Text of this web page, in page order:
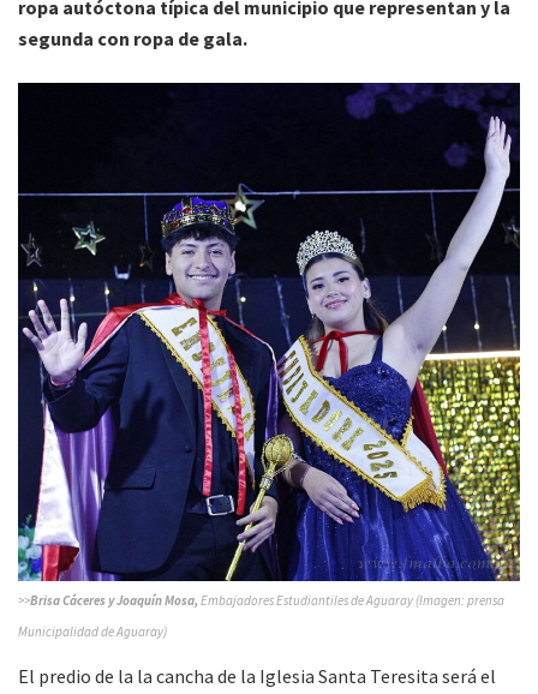
ropa autóctona típica del municipio que representan y la
segunda con ropa de gala.
>>Brisa Cáceres y Joaquín Mosa, Embajadores Estudiantiles de Aguaray (Imagen: prensa
Municipalidad de Aguaray)
El predio de la la cancha de la Iglesia Santa Teresita será el